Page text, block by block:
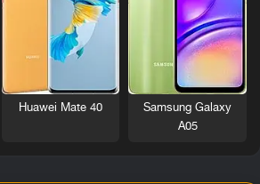
Samsung Galaxy
A05
Huawei Mate 40